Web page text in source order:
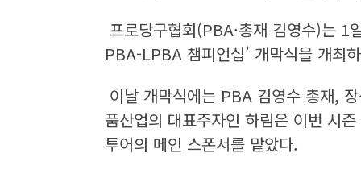
프로당구협회(PBA·총재 김영수)는 1
PBA-LPBA 챔피언십’ 개막식을 개최
이날 개막식에는 PBA 김영수 총재,
품산업의 대표주자인 하림은 이번 시
투어의 메인 스폰서를 맡았다.